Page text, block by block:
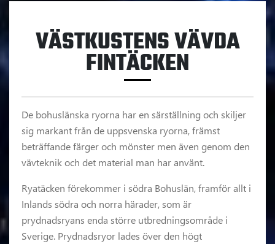
VÄSTKUSTENS VÄVDA
FINTÄCKEN
De bohuslänska ryorna har en särställning och skiljer
sig markant från de uppsvenska ryorna, främst
beträffande färger och mönster men även genom den
vävteknik och det material man har använt.
Ryatäcken förekommer i södra Bohuslän, framför allt i
Inlands södra och norra härader, som är
prydnadsryans enda större utbredningsområde i
Sverige. Prydnadsryor lades över den högt